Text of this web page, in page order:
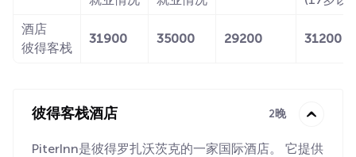
酒店
彼得客栈
31900 35000 29200 31200
彼得客栈酒店 2晚
PiterInn是彼得罗扎沃茨克的一家国际酒店。 它提供